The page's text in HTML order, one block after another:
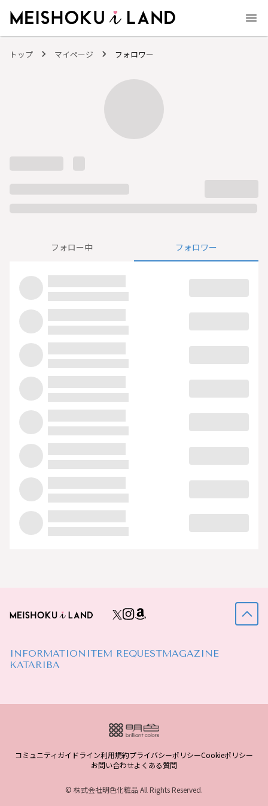
トップ マイページ フォロワー
フォロー中 フォロワー
INFORMATION ITEM REQUESTMAGAZINE
KATARIBA
コミュニティガイドライン利用規約プライバシーポリシーCookieポリシー
お問い合わせよくある質問
© 株式会社明色化粧品 All Rights Reserved.